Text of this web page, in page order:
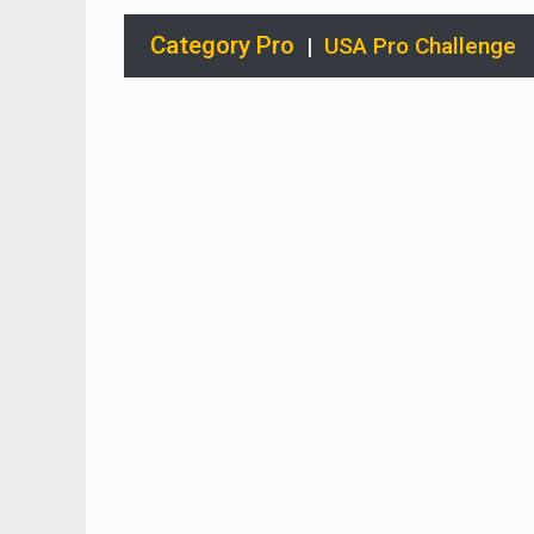
Category Pro | USA Pro Challenge